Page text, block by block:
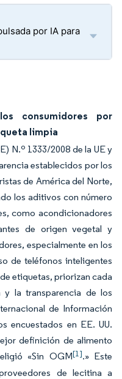
por IA para
consumidores por
limpia
N.º 1333/2008 de la UE y
establecidos por los
de América del Norte,
los aditivos con número
como acondicionadores
de origen vegetal y
especialmente en los
de teléfonos inteligentes
etiquetas, priorizan cada
y la transparencia de los
de Información
encuestados en EE. UU.
definición de alimento
«Sin OGM[1].» Este
de lecitina a